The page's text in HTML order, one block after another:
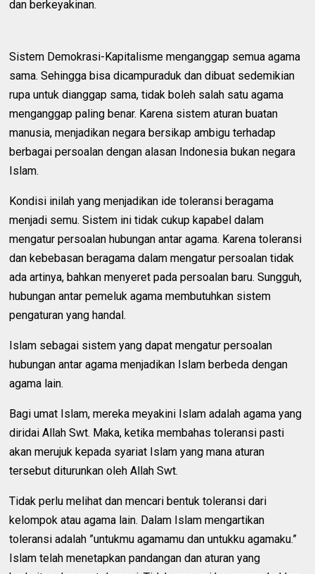
dan berkeyakinan.
Sistem Demokrasi-Kapitalisme menganggap semua agama
sama. Sehingga bisa dicampuraduk dan dibuat sedemikian
rupa untuk dianggap sama, tidak boleh salah satu agama
menganggap paling benar. Karena sistem aturan buatan
manusia, menjadikan negara bersikap ambigu terhadap
berbagai persoalan dengan alasan Indonesia bukan negara
Islam.
Kondisi inilah yang menjadikan ide toleransi beragama
menjadi semu. Sistem ini tidak cukup kapabel dalam
mengatur persoalan hubungan antar agama. Karena toleransi
dan kebebasan beragama dalam mengatur persoalan tidak
ada artinya, bahkan menyeret pada persoalan baru. Sungguh,
hubungan antar pemeluk agama membutuhkan sistem
pengaturan yang handal.
Islam sebagai sistem yang dapat mengatur persoalan
hubungan antar agama menjadikan Islam berbeda dengan
agama lain.
Bagi umat Islam, mereka meyakini Islam adalah agama yang
diridai Allah Swt. Maka, ketika membahas toleransi pasti
akan merujuk kepada syariat Islam yang mana aturan
tersebut diturunkan oleh Allah Swt.
Tidak perlu melihat dan mencari bentuk toleransi dari
kelompok atau agama lain. Dalam Islam mengartikan
toleransi adalah ”untukmu agamamu dan untukku agamaku.”
Islam telah menetapkan pandangan dan aturan yang